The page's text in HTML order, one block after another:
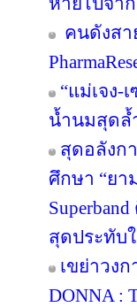
คนดังสา
“แม่เจง-
น้ำนมสุดล้
สุดอลังก
ศึกษา “ยา
สุดประทับ
เขย่าวงก
DONNA :